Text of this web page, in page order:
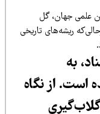
جهان، گل
ریشه‌های تاریخی
از نگاه